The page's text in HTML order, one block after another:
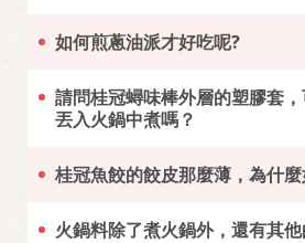
如何煎蔥油派才好吃呢?
請問桂冠蟳味棒外層的塑膠套
丟入火鍋中煮嗎？
桂冠魚餃的餃皮那麼薄，為什
火鍋料除了煮火鍋外，還有其